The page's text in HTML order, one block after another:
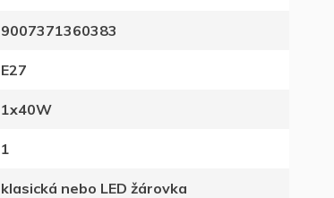
9007371360383
E27
1x40W
1
klasická nebo LED žárovka